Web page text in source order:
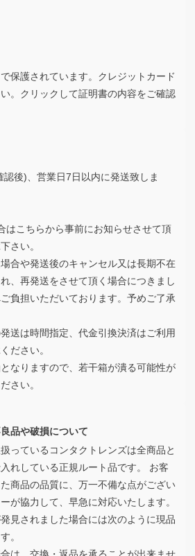
保護されています。クレジットカード
。クリックして証明書の内容をご確認
認後)、営業日7日以内に発送致しま
はこちらから事前にお知らせさせて頂
さい。
合や発送後のキャンセル又は長期不在
、再発送をさせて頂く場合につきまし
負担いただいております。予めご了承
送は時間指定、代金引換決済はご利用
ださい。
なりますので、若干箱が潰る可能性が
さい。
品や破損について
っているコンタクトレンズは全商品と
れしている正規ルート品です。 お客
商品の品質に、万一不備な点がござい
が協力して、早急に対応いたします。
見されました場合には次のように現品
。